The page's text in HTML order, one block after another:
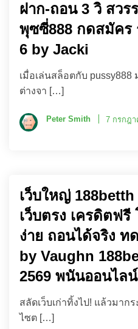
ฝาก-ถอน 3 วิ สว
พุซซี่888 กดสมัคร
6 by Jacki
เมื่อเล่นสล็อตกับ pussy888
ต่างจา […]
Peter Smith 7 กรกฎา
เว็บใหญ่
เว็บตรง เครดิตฟ
ง่าย ถอนได้จริง ท
by Vaughn
2569 พนันออนไลน์
สลัดเว็บเก่าทิ้งไป! แล้วมาก
ไซต […]